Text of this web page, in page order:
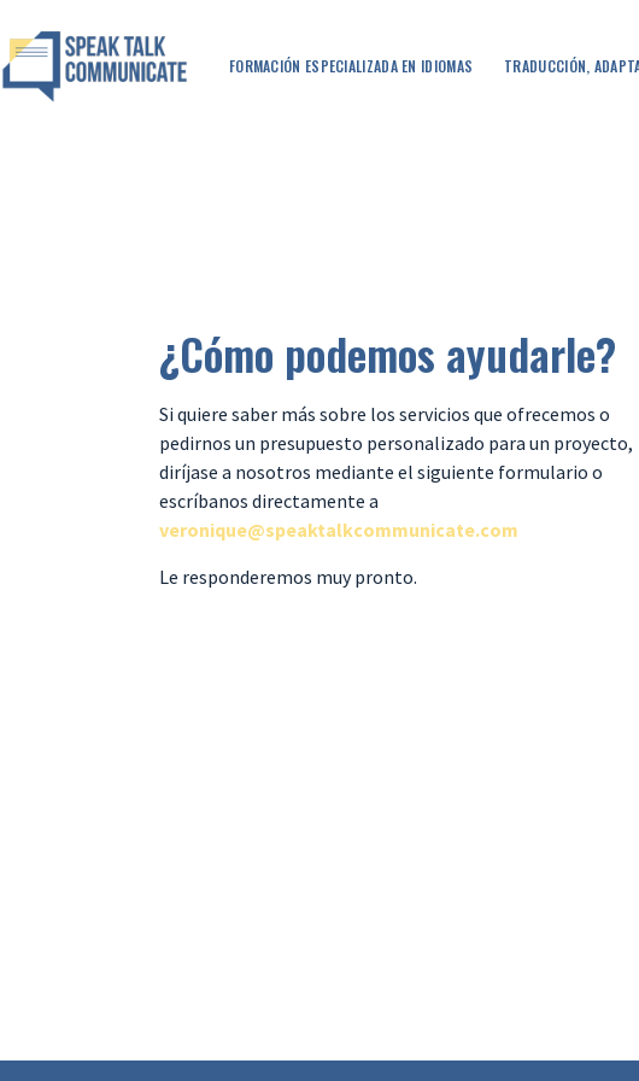
FORMACIÓN ESPECIALIZADA EN IDIOMAS TRADUCCIÓN,
¿Cómo podemos ayudarle?
Si quiere saber más sobre los servicios que ofrecemos o
pedirnos un presupuesto personalizado para un proyecto,
diríjase a nosotros mediante el siguiente formulario o
escríbanos directamente a
veronique@speaktalkcommunicate.com
Le responderemos muy pronto.